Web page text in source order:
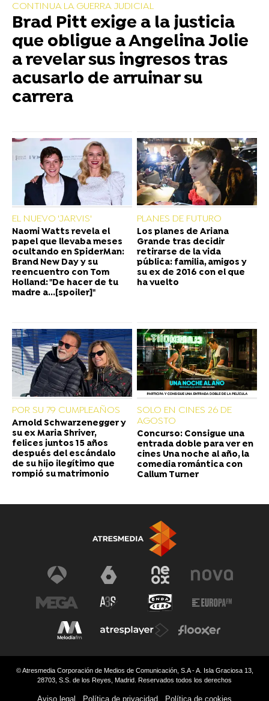
CONTINUA LA GUERRA JUDICIAL
Brad Pitt exige a la justicia
que obligue a Angelina Jolie
a revelar sus ingresos tras
acusarlo de arruinar su
carrera
EL NUEVO 'JARVIS'
Naomi Watts revela el
papel que llevaba meses
ocultando en SpiderMan:
Brand New Day y su
reencuentro con Tom
Holland: "De hacer de tu
madre a...[spoiler]"
PLANES DE FUTURO
Los planes de Ariana
Grande tras decidir
retirarse de la vida
pública: familia, amigos y
su ex de 2016 con el que
ha vuelto
POR SU 79 CUMPLEAÑOS
Arnold Schwarzenegger y
su ex Maria Shriver,
felices juntos 15 años
después del escándalo
de su hijo ilegítimo que
rompió su matrimonio
SOLO EN CINES 26 DE
AGOSTO
Concurso: Consigue una
entrada doble para ver en
cines Una noche al año, la
comedia romántica con
Callum Turner
© Atresmedia Corporación de Medios de Comunicación, S.A - A. Isla Graciosa 13,
28703, S.S. de los Reyes, Madrid. Reservados todos los derechos
Aviso legal Política de privacidad Política de cookies